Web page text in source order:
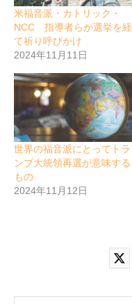
米福音派・カトリック・
NCC 指導者らが選挙を経
て祈り呼びかけ
2024年11月11日
世界の福音派にとってトラ
ンプ大統領再選が意味する
もの
2024年11月12日
